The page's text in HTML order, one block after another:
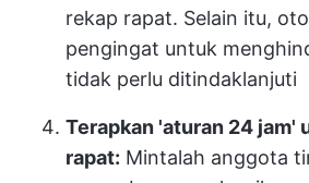
rekap rapat. Selain itu,
pengingat untuk
tidak perlu ditindaklanjuti
Terapkan 'aturan 24 jam'
rapat: Mintalah anggota